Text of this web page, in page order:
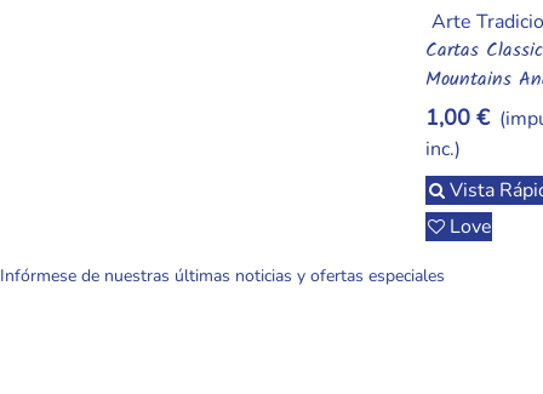
Añadir Al
Cartas
Mountains
1,00 €
inc.)
Vista
Love
Infórmese de nuestras últimas noticias y ofertas especiales